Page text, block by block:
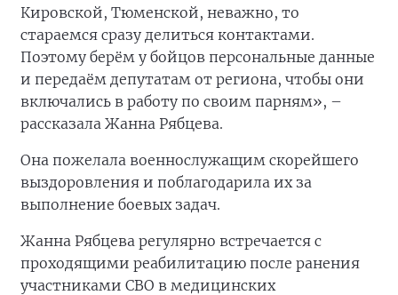
Кировской, Тюменской, неважно, то
стараемся сразу делиться контактами.
Поэтому берём у бойцов персональные данные
и передаём депутатам от региона, чтобы они
включались в работу по своим парням», –
рассказала Жанна Рябцева.
Она пожелала военнослужащим скорейшего
выздоровления и поблагодарила их за
выполнение боевых задач.
Жанна Рябцева регулярно встречается с
проходящими реабилитацию после ранения
участниками СВО в медицинских